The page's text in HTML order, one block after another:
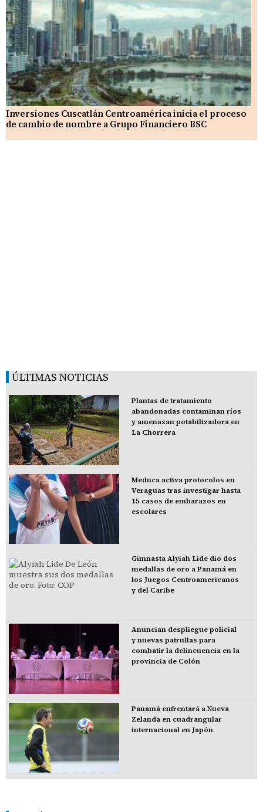
Inversiones Cuscatlán Centroamérica inicia el proceso
de cambio de nombre a Grupo Financiero BSC
ÚLTIMAS NOTICIAS
Plantas de tratamiento
abandonadas contaminan ríos
y amenazan potabilizadora en
La Chorrera
Meduca activa protocolos en
Veraguas tras investigar hasta
15 casos de embarazos en
escolares
Gimnasta Alyiah Lide dio dos
medallas de oro a Panamá en
los Juegos Centroamericanos
y del Caribe
Anuncian despliegue policial
y nuevas patrullas para
combatir la delincuencia en la
provincia de Colón
Panamá enfrentará a Nueva
Zelanda en cuadrangular
internacional en Japón